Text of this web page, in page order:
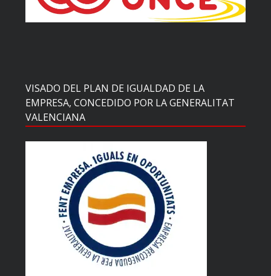
VISADO DEL PLAN DE IGUALDAD DE LA
EMPRESA, CONCEDIDO POR LA GENERALITAT
VALENCIANA